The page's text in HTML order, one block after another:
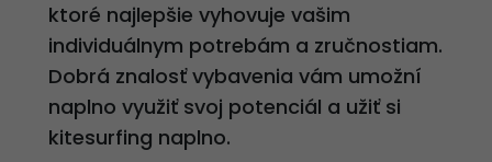
ktoré najlepšie vyhovuje vašim
individuálnym potrebám a zručnostiam.
Dobrá znalosť vybavenia vám umožní
naplno využiť svoj potenciál a užiť si
kitesurfing naplno.